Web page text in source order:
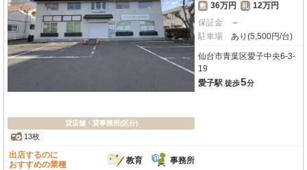
貸店舗・貸事務所(区分)
13枚
敷 36万円 礼 12万円
保証金
－
駐車場
あり(5,500円/台)
仙台市青葉区愛子中央6-3-
19
愛子駅 徒歩5分
出店するのに
おすすめの業種
教育 事務所